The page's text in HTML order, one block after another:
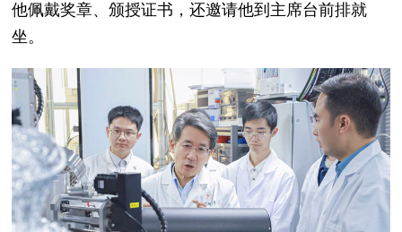
他佩戴奖章、颁授证书，还邀请他到主席台前排就
坐。